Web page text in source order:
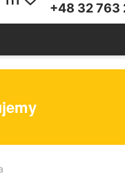
+48 32 763